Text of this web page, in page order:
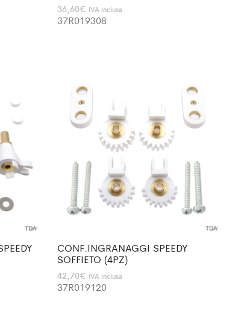
36,60€ IVA inclusa
37R019308
CONF.INGRANAGGI SPEEDY
SOFFIETO (4PZ)
42,70€ IVA inclusa
37R019120